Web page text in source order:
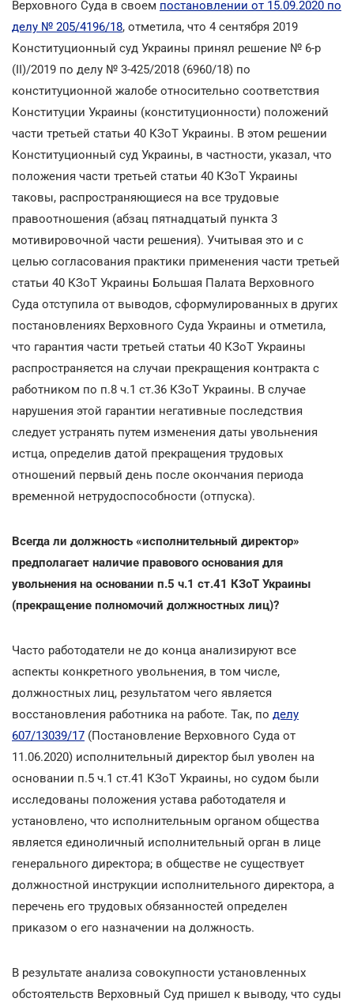
Верховного Суда в своем постановлении от 15.09.2020 по
делу № 205/4196/18, отметила, что 4 сентября 2019
Конституционный суд Украины принял решение № 6-р
(II)/2019 по делу № 3-425/2018 (6960/18) по
конституционной жалобе относительно соответствия
Конституции Украины (конституционности) положений
части третьей статьи 40 КЗоТ Украины. В этом решении
Конституционный суд Украины, в частности, указал, что
положения части третьей статьи 40 КЗоТ Украины
таковы, распространяющиеся на все трудовые
правоотношения (абзац пятнадцатый пункта 3
мотивировочной части решения). Учитывая это и с
целью согласования практики применения части третьей
статьи 40 КЗоТ Украины Большая Палата Верховного
Суда отступила от выводов, сформулированных в других
постановлениях Верховного Суда Украины и отметила,
что гарантия части третьей статьи 40 КЗоТ Украины
распространяется на случаи прекращения контракта с
работником по п.8 ч.1 ст.36 КЗоТ Украины. В случае
нарушения этой гарантии негативные последствия
следует устранять путем изменения даты увольнения
истца, определив датой прекращения трудовых
отношений первый день после окончания периода
временной нетрудоспособности (отпуска).
Всегда ли должность «исполнительный директор»
предполагает наличие правового основания для
увольнения на основании п.5 ч.1 ст.41 КЗоТ Украины
(прекращение полномочий должностных лиц)?
Часто работодатели не до конца анализируют все
аспекты конкретного увольнения, в том числе,
должностных лиц, результатом чего является
восстановления работника на работе. Так, по делу
607/13039/17 (Постановление Верховного Суда от
11.06.2020) исполнительный директор был уволен на
основании п.5 ч.1 ст.41 КЗоТ Украины, но судом были
исследованы положения устава работодателя и
установлено, что исполнительным органом общества
является единоличный исполнительный орган в лице
генерального директора; в обществе не существует
должностной инструкции исполнительного директора, а
перечень его трудовых обязанностей определен
приказом о его назначении на должность.
В результате анализа совокупности установленных
обстоятельств Верховный Суд пришел к выводу, что суды